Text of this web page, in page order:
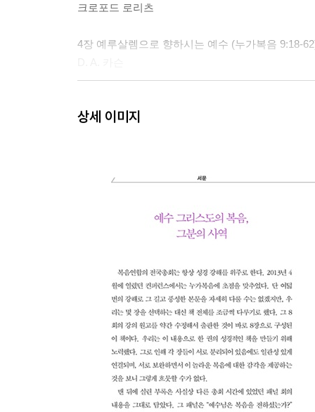
크로포드 로리츠
4장 예루살렘으로 향하시는 예수 (누가복음 9:18-
케빈 드영
부록 예수님은 복음을 전하셨는가?
(컨퍼런스 패널 : D. A. 카슨, 존 파이퍼, 팀 켈러, 케
상세 이미지